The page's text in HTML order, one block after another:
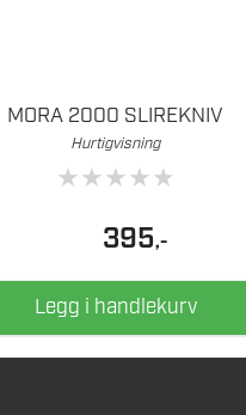
MORA 2000 SLIREKNIV
Hurtigvisning
★★★★★
395,-
Legg i handlekurv